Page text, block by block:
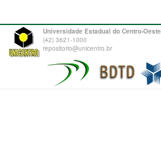
Universidade Estadual do Centro-Oeste
(42) 3621-1000
repositorio@unicentro.br